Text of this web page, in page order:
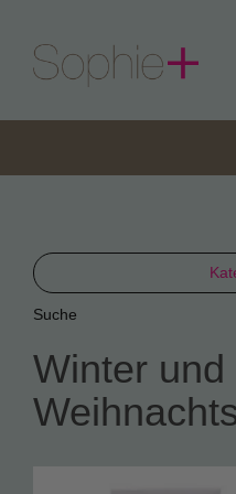
TeaGifts
Teedosen
Teetüten
Suche
Winter und